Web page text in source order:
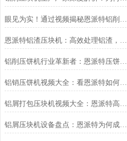
眼见为实！通过视频揭秘恩派特铝削压饼机如何变废为宝
恩派特铝渣压块机：高效处理铝渣，提升资源价值
铝削压饼机行业革新者：恩派特压饼机高效资源回收新时代
铝销压饼机视频大全：看恩派特如何将铝屑变废为宝
铝屑打包压块机视频大全：恩派特高效金属回收新篇章
铝屑压块机设备盘点：恩派特为何成为行业优选？